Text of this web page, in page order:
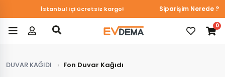
İstanbul içi ücretsiz kargo! Siparişim Nerede ?
0
DUVAR KAĞIDI Fon Duvar Kağıdı